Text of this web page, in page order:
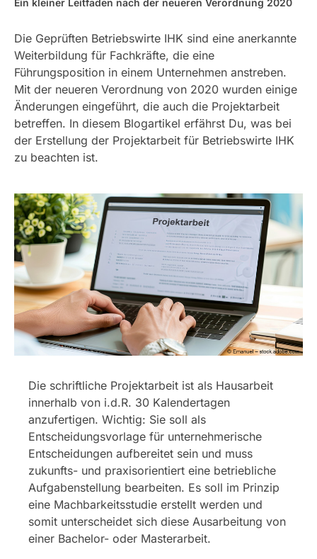
Die Geprüften Betriebswirte IHK sind eine anerkannte
Weiterbildung für Fachkräfte, die eine
Führungsposition in einem Unternehmen anstreben.
Mit der neueren Verordnung von 2020 wurden einige
Änderungen eingeführt, die auch die Projektarbeit
betreffen. In diesem Blogartikel erfährst Du, was bei
der Erstellung der Projektarbeit für Betriebswirte IHK
zu beachten ist.
Die schriftliche Projektarbeit ist als Hausarbeit
innerhalb von i.d.R. 30 Kalendertagen
anzufertigen. Wichtig: Sie soll als
Entscheidungsvorlage für unternehmerische
Entscheidungen aufbereitet sein und muss
zukunfts- und praxisorientiert eine betriebliche
Aufgabenstellung bearbeiten. Es soll im Prinzip
eine Machbarkeitsstudie erstellt werden und
somit unterscheidet sich diese Ausarbeitung von
einer Bachelor- oder Masterarbeit.